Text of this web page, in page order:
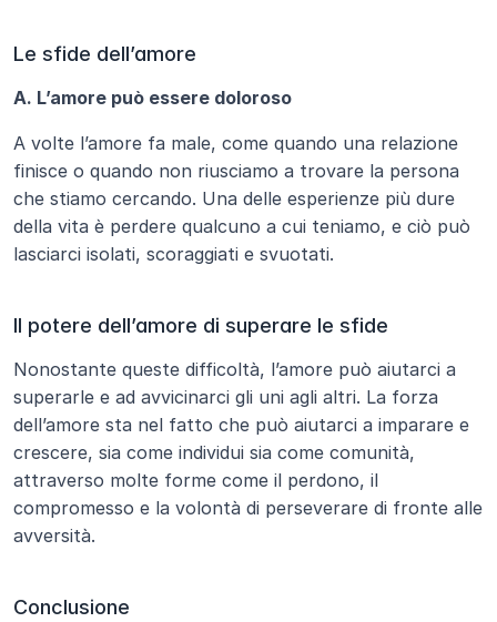
Le sfide dell’amore
A. L’amore può essere doloroso
A volte l’amore fa male, come quando una relazione
finisce o quando non riusciamo a trovare la persona
che stiamo cercando. Una delle esperienze più dure
della vita è perdere qualcuno a cui teniamo, e ciò può
lasciarci isolati, scoraggiati e svuotati.
Il potere dell’amore di superare le sfide
Nonostante queste difficoltà, l’amore può aiutarci a
superarle e ad avvicinarci gli uni agli altri. La forza
dell’amore sta nel fatto che può aiutarci a imparare e
crescere, sia come individui sia come comunità,
attraverso molte forme come il perdono, il
compromesso e la volontà di perseverare di fronte alle
avversità.
Conclusione